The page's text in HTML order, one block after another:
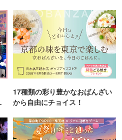
17種類の彩り豊かなおばんざい
から自由にチョイス！